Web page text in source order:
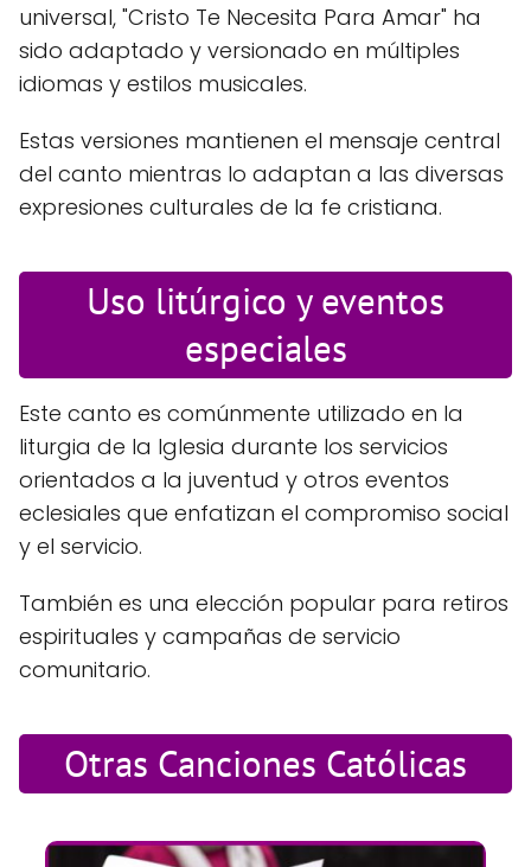
universal, "Cristo Te Necesita Para Amar" ha
sido adaptado y versionado en múltiples
idiomas y estilos musicales.
Estas versiones mantienen el mensaje central
del canto mientras lo adaptan a las diversas
expresiones culturales de la fe cristiana.
Uso litúrgico y eventos
especiales
Este canto es comúnmente utilizado en la
liturgia de la Iglesia durante los servicios
orientados a la juventud y otros eventos
eclesiales que enfatizan el compromiso social
y el servicio.
También es una elección popular para retiros
espirituales y campañas de servicio
comunitario.
Otras Canciones Católicas